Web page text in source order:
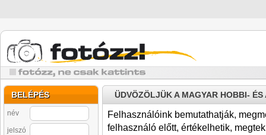
BELÉPÉS
név
jelszó
ÜDVÖZÖLJÜK A MAGYAR HOBBI-
Felhasználóink bemutathatják,
felhasználó előtt, értékelhetik,